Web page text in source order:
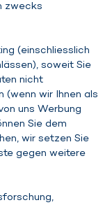
zwecks
(einschliesslich
soweit Sie
nicht
(wenn wir Ihnen als
uns Werbung
Sie dem
wir setzen Sie
gegen weitere